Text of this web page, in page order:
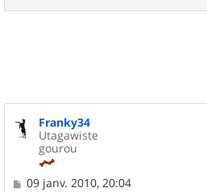
Franky34
Utagawiste
gourou
M
09 janv. 2010, 20:04